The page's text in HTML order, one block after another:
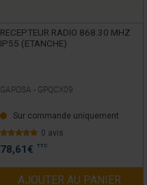
RECEPTEUR RADIO 868.30 MHZ
IP55 (ETANCHE)
GAPOSA - GPQCX09
Sur commande uniquement
0 avis
78,61 € TTC
AJOUTER AU PANIER